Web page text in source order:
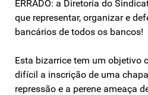
ERRADO: a Diretoria do
que representar, organizar e
bancários de todos os bancos!
Esta bizarrice tem um objetivo
difícil a inscrição de uma
repressão e a perene ameaça